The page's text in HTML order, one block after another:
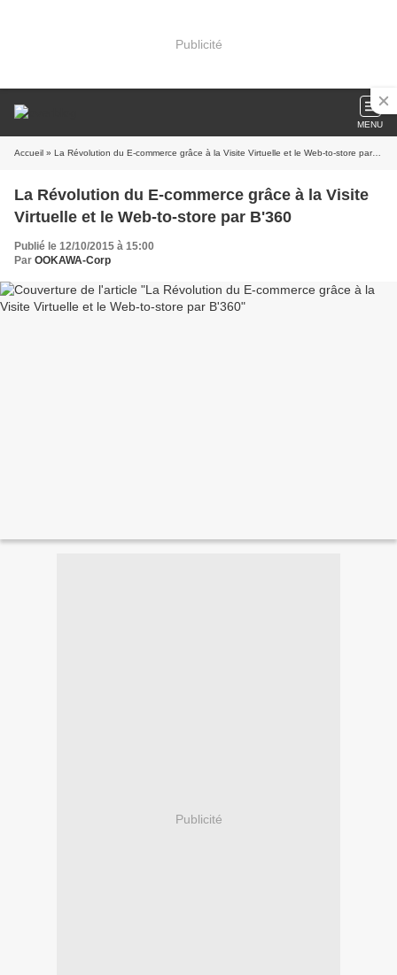
Publicité
MENU
Accueil » La Révolution du E-commerce grâce à la Visite Virtuelle et le Web-to-store par B'360
La Révolution du E-commerce grâce à la Visite
Virtuelle et le Web-to-store par B'360
Publié le 12/10/2015 à 15:00
Par OOKAWA-Corp
Publicité